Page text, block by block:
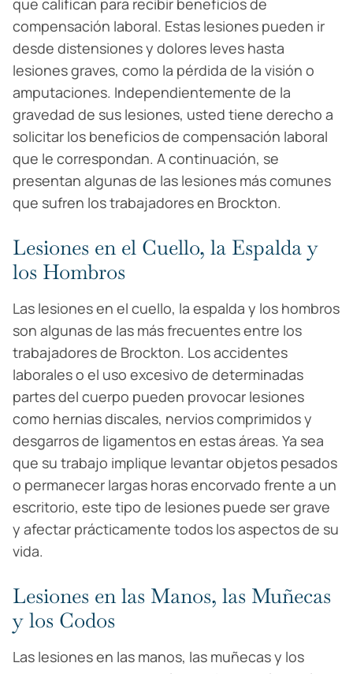
que califican para recibir beneficios de
compensación laboral. Estas lesiones pueden ir
desde distensiones y dolores leves hasta
lesiones graves, como la pérdida de la visión o
amputaciones. Independientemente de la
gravedad de sus lesiones, usted tiene derecho a
solicitar los beneficios de compensación laboral
que le correspondan. A continuación, se
presentan algunas de las lesiones más comunes
que sufren los trabajadores en Brockton.
Lesiones en el Cuello, la Espalda y
los Hombros
Las lesiones en el cuello, la espalda y los hombros
son algunas de las más frecuentes entre los
trabajadores de Brockton. Los accidentes
laborales o el uso excesivo de determinadas
partes del cuerpo pueden provocar lesiones
como hernias discales, nervios comprimidos y
desgarros de ligamentos en estas áreas. Ya sea
que su trabajo implique levantar objetos pesados
o permanecer largas horas encorvado frente a un
escritorio, este tipo de lesiones puede ser grave
y afectar prácticamente todos los aspectos de su
vida.
Lesiones en las Manos, las Muñecas
y los Codos
Las lesiones en las manos, las muñecas y los